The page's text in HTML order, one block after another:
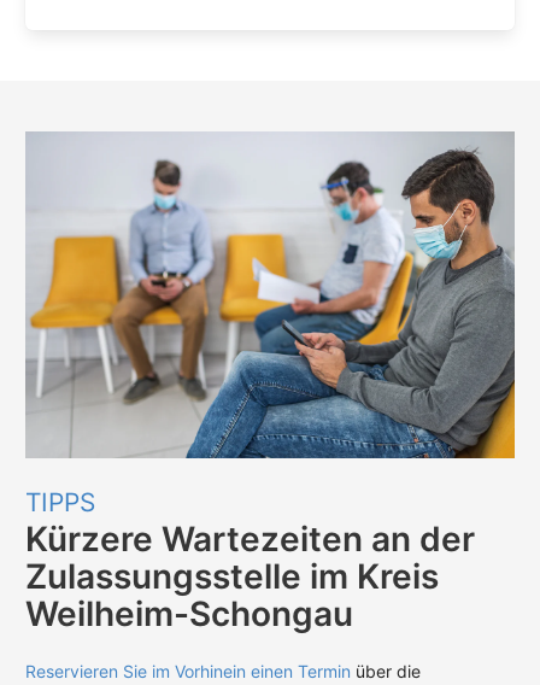
TIPPS
Kürzere Wartezeiten an der
Zulassungsstelle im Kreis
Weilheim-Schongau
Reservieren Sie im Vorhinein einen Termin über die